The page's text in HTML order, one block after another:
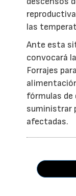
las
Ante esta
convocará
Forrajes
fórmulas de
suministrar
afectadas.